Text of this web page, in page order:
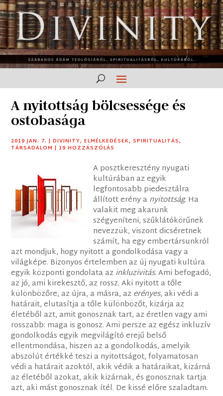
A nyitottság bölcsessége és
ostobasága
2019 JAN. 7. |DIVINITY,ELMÉLKEDÉSEK,SPIRITUALITÁS,
TÁRSADALOM | 19 HOZZÁSZÓLÁS
A posztkeresztény nyugati
kultúrában az egyik
legfontosabb piedesztálra
állított erény anyitottság. Ha
valakit meg akarunk
szégyeníteni, szűklátókörűnek
nevezzük, viszont dicséretnek
számít, ha egy embertársunkról
azt mondjuk, hogy nyitott a gondolkodása vagy a
világképe. Bizonyos értelemben az új nyugati kultúra
egyik központi gondolata az inkluzivitás. Ami befogadó,
az jó, ami kirekesztő, az rossz. Aki nyitott a tőle
különbözőre, az újra, a másra, az erényes, aki védi a
határait, elutasítja a tőle különbözőt, kizárja az
életéből azt, amit gonosznak tart, az éretlen vagy ami
rosszabb: maga is gonosz. Ami persze az egész inkluzív
gondolkodás egyik megvilágító erejű belső
ellentmondása, hiszen az a gondolkodás, amelyik
abszolút értékké teszi a nyitottságot, folyamatosan
védi a határait azoktól, akik védik a határaikat, kizárná
az életéből azokat, akik kizárnak, és gonosznak tartja
azt, aki mást gonosznak ítél. De kissé előre szaladtam.